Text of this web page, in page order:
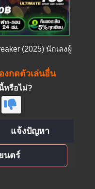
(2025) นักเลงผู้
งกดตัวเล่นอื่น
หรือไม่?
แจ้งปัญหา
นตร์